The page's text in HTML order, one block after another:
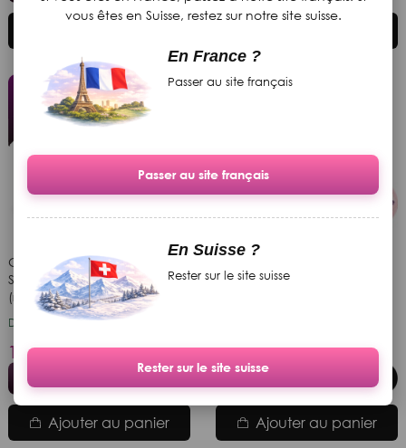
vous êtes en Suisse, restez sur notre site suisse.
En France ?
Passer au site français
Passer au site français
En Suisse ?
Rester sur le site suisse
Rester sur le site suisse
Gel BASIC CAMOUFLAGE
SANS HEMA "Perfect Milky
(rapide)" 15 ml
Disponible
19.90 CHF
VIP club
CHF
Ajouter au panier
SANS HEMA "Basic Nude" 15
19.90 CHF
Membres
VIP club
CHF
Ajouter au panier